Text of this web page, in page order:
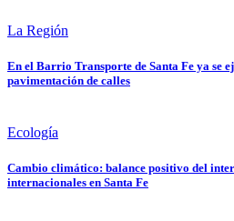
La Región
En el Barrio Transporte de Santa Fe ya se
pavimentación de calles
Ecología
Cambio climático: balance positivo del
internacionales en Santa Fe